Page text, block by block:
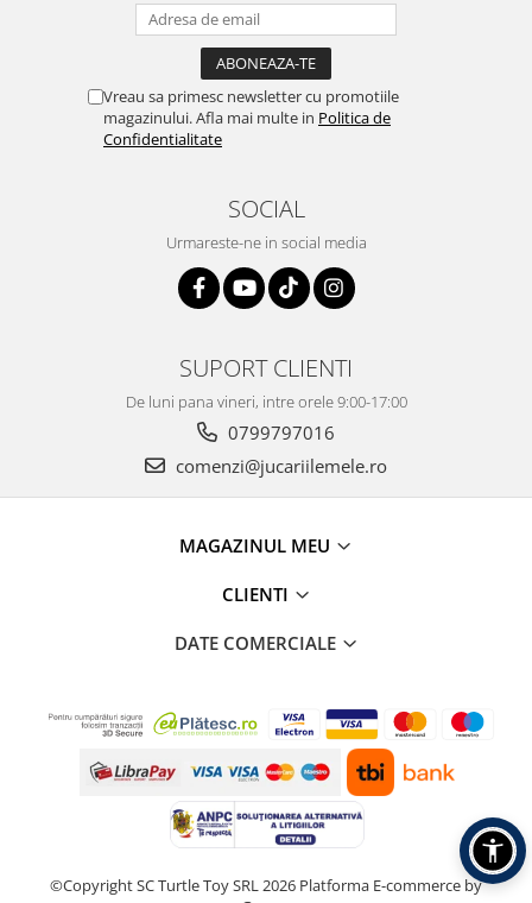
Vreau sa primesc newsletter cu promotiile
magazinului. Afla mai multe in Politica de
Confidentialitate
SOCIAL
Urmareste-ne in social media
SUPORT CLIENTI
De luni pana vineri, intre orele 9:00-17:00
0799797016
comenzi@jucariilemele.ro
MAGAZINUL MEU
CLIENTI
DATE COMERCIALE
©Copyright SC Turtle Toy SRL 2026 Platforma E-commerce by